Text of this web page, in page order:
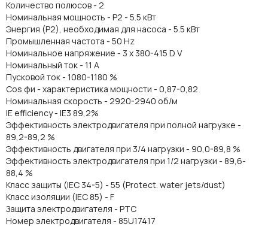
Количество полюсов - 2
Номинальная мощность - P2 - 5.5 кВт
Энергия (Р2), необходимая для насоса - 5.5 кВт
Промышленная частота - 50 Hz
Номинальное напряжение - 3 x 380-415 D V
Номинальный ток - 11 A
Пусковой ток - 1080-1180 %
Cos фи - характеристика мощности - 0,87-0,82
Номинальная скорость - 2920-2940 об/м
IE efficiency - IE3 89,2%
Эффективность электродвигателя при полной нагрузке -
89,2-89,2 %
Эффективность двигателя при 3/4 нагрузки - 90,0-89,8 %
Эффективность электродвигателя при 1/2 нагрузки - 89,6-
88,4 %
Класс защиты (IEC 34-5) - 55 (Protect. water jets/dust)
Класс изоляции (IEC 85) - F
Защита электродвигателя - PTC
Номер электродвигателя - 85U17417